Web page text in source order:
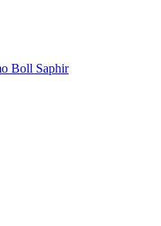
Boll Saphir